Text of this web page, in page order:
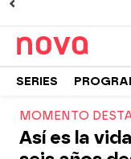
SERIES
MOMENTO
Así es la